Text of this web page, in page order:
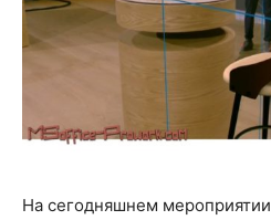
На сегодняшнем